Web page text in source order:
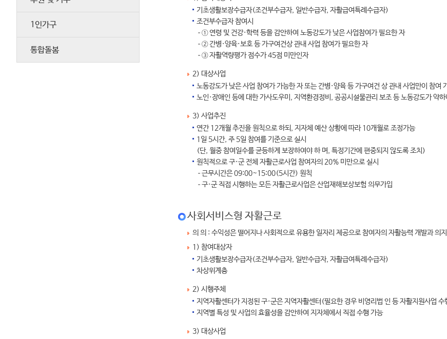
1인가구
통합돌봄
기초생활보장수급자(조건부수급자, 일반수급자, 자활급여특례수급자)
조건부수급자 참여시
① 연령 및 건강·학력 등을 감안하여 노동강도가 낮은 사업참여가 필요한 자
② 간병·양육·보호 등 가구여건상 관내 사업 참여가 필요한 자
③ 자활역량평가 점수가 45점 미만인자
2) 대상사업
노동강도가 낮은 사업 참여가 가능한 자 또는 간병·양육 등 가구여건 상 관내 사업만이 참
노인·장애인 등에 대한 가사도우미, 지역환경정비, 공공시설물관리 보조 등 노동강도가 약
3) 사업추진
연간 12개월 추진을 원칙으로 하되, 지자체 예산 상황에 따라 10개월로 조정가능
1일 5시간, 주 5일 참여를 기준으로 실시
(단, 월중 참여일수를 균등하게 보장하여야 하 며, 특정기간에 편중되지 않도록 조치)
원칙적으로 구·군 전체 자활근로사업 참여자의 20% 미만으로 실시
근무시간은 09:00~15:00(5시간) 원칙
구·군 직접 시행하는 모든 자활근로사업은 산업재해보상보험 의무가입
사회서비스형 자활근로
의 의 : 수익성은 떨어지나 사회적으로 유용한 일자리 제공으로 참여자의 자활능력 개발과 의
1) 참여대상자
기초생활보장수급자(조건부수급자, 일반수급자, 자활급여특례수급자)
차상위계층
2) 시행주체
지역자활센터가 지정된 구·군은 지역자활센터(필요한 경우 비영리법 인 등 자활지원사업
지역별 특성 및 사업의 효율성을 감안하여 지자체에서 직접 수행 가능
3) 대상사업